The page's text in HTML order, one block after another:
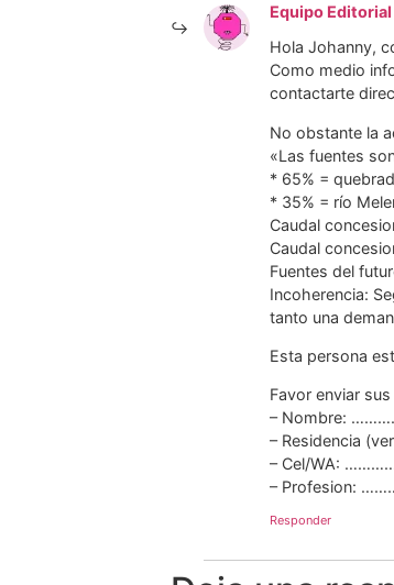
Equipo Editorial
Hola Johanny,
Como medio
contactarte
No obstante la
«Las fuentes
* 65% =
* 35% = río
Caudal
Caudal
Fuentes del
Incoherencia:
tanto una
Esta persona
Favor enviar
– Nombre:
– Residencia
– Cel/WA:
– Profesion:
Responder